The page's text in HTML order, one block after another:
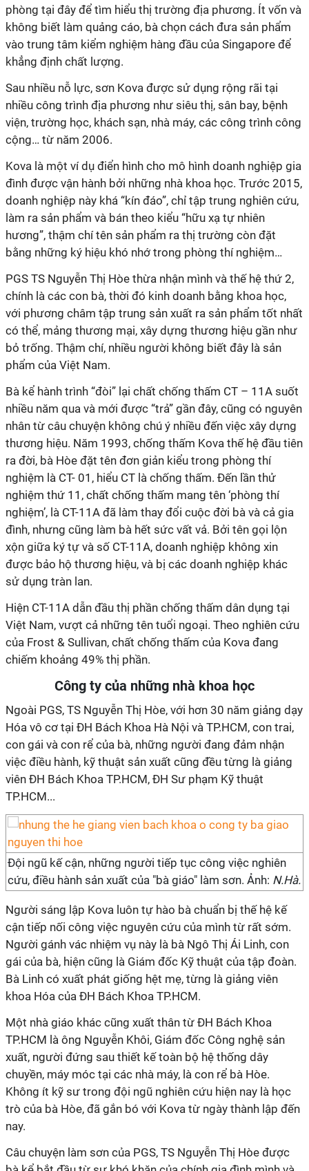
phòng tại đây để tìm hiểu thị trường địa phương. Ít vốn và
không biết làm quảng cáo, bà chọn cách đưa sản phẩm
vào trung tâm kiểm nghiệm hàng đầu của Singapore để
khẳng định chất lượng.
Sau nhiều nỗ lực, sơn Kova được sử dụng rộng rãi tại
nhiều công trình địa phương như siêu thị, sân bay, bệnh
viện, trường học, khách sạn, nhà máy, các công trình công
cộng… từ năm 2006.
Kova là một ví dụ điển hình cho mô hình doanh nghiệp gia
đình được vận hành bởi những nhà khoa học. Trước 2015,
doanh nghiệp này khá “kín đáo”, chỉ tập trung nghiên cứu,
làm ra sản phẩm và bán theo kiểu “hữu xạ tự nhiên
hương”, thậm chí tên sản phẩm ra thị trường còn đặt
bằng những ký hiệu khó nhớ trong phòng thí nghiệm…
PGS TS Nguyễn Thị Hòe thừa nhận mình và thế hệ thứ 2,
chính là các con bà, thời đó kinh doanh bằng khoa học,
với phương châm tập trung sản xuất ra sản phẩm tốt nhất
có thể, mảng thương mại, xây dựng thương hiệu gần như
bỏ trống. Thậm chí, nhiều người không biết đây là sản
phẩm của Việt Nam.
Bà kể hành trình “đòi” lại chất chống thấm CT – 11A suốt
nhiều năm qua và mới được “trả” gần đây, cũng có nguyên
nhân từ câu chuyện không chú ý nhiều đến việc xây dựng
thương hiệu. Năm 1993, chống thấm Kova thế hệ đầu tiên
ra đời, bà Hòe đặt tên đơn giản kiểu trong phòng thí
nghiệm là CT- 01, hiểu CT là chống thấm. Đến lần thử
nghiệm thứ 11, chất chống thấm mang tên ‘phòng thí
nghiệm’, là CT-11A đã làm thay đổi cuộc đời bà và cả gia
đình, nhưng cũng làm bà hết sức vất vả. Bởi tên gọi lộn
xộn giữa ký tự và số CT-11A, doanh nghiệp không xin
được bảo hộ thương hiệu, và bị các doanh nghiệp khác
sử dụng tràn lan.
Hiện CT-11A dẫn đầu thị phần chống thấm dân dụng tại
Việt Nam, vượt cả những tên tuổi ngoại. Theo nghiên cứu
của Frost & Sullivan, chất chống thấm của Kova đang
chiếm khoảng 49% thị phần.
Công ty của những nhà khoa học
Ngoài PGS, TS Nguyễn Thị Hòe, với hơn 30 năm giảng dạy
Hóa vô cơ tại ĐH Bách Khoa Hà Nội và TP.HCM, con trai,
con gái và con rể của bà, những người đang đảm nhận
việc điều hành, kỹ thuật sản xuất cũng đều từng là giảng
viên ĐH Bách Khoa TP.HCM, ĐH Sư phạm Kỹ thuật
TP.HCM...
Đội ngũ kế cận, những người tiếp tục công việc nghiên
cứu, điều hành sản xuất của "bà giáo" làm sơn. Ảnh: N.Hà.
Người sáng lập Kova luôn tự hào bà chuẩn bị thế hệ kế
cận tiếp nối công việc nguyên cứu của mình từ rất sớm.
Người gánh vác nhiệm vụ này là bà Ngô Thị Ái Linh, con
gái của bà, hiện cũng là Giám đốc Kỹ thuật của tập đoàn.
Bà Linh có xuất phát giống hệt mẹ, từng là giảng viên
khoa Hóa của ĐH Bách Khoa TP.HCM.
Một nhà giáo khác cũng xuất thân từ ĐH Bách Khoa
TP.HCM là ông Nguyễn Khôi, Giám đốc Công nghệ sản
xuất, người đứng sau thiết kế toàn bộ hệ thống dây
chuyền, máy móc tại các nhà máy, là con rể bà Hòe.
Không ít kỹ sư trong đội ngũ nghiên cứu hiện nay là học
trò của bà Hòe, đã gắn bó với Kova từ ngày thành lập đến
nay.
Câu chuyện làm sơn của PGS, TS Nguyễn Thị Hòe được